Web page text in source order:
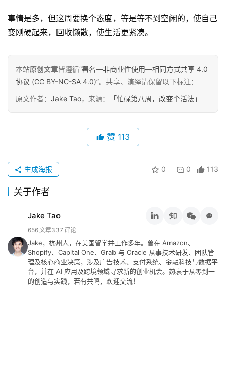
原
行
动
碎
念
事情是多，但这周要换个态度，等是等不到空闲的，使自己
变刚硬起来，回收懒散，使生活更紧凑。
本站原创文章皆遵循“署名—非商业性使用—相同方式共享 4.0
协议 (CC BY-NC-SA 4.0)”。共享、演绎请保留以下标注：
原文作者： Jake Tao，来源： 「忙碌第八周，改变个活法」
赞 113
0 0 113
生成海报
关于作者
Jake Tao
656文章337 评论
Jake，杭州人，在美国留学并工作多年。曾在 Amazon、
Shopify、Capital One、Grab 与 Oracle 从事技术研发、团队管
理及核心商业决策，涉及广告技术、支付系统、金融科技与数据平
台，并在 AI 应用及跨境领域寻求新的创业机会。热衷于从零到一
的创造与实践，若有共鸣，欢迎交流！